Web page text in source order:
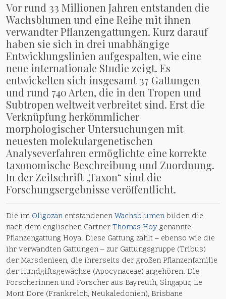
Vor rund 33 Millionen Jahren entstanden die
Wachsblumen und eine Reihe mit ihnen
verwandter Pflanzengattungen. Kurz darauf
haben sie sich in drei unabhängige
Entwicklungslinien aufgespalten, wie eine
neue internationale Studie zeigt. Es
entwickelten sich insgesamt 37 Gattungen
und rund 740 Arten, die in den Tropen und
Subtropen weltweit verbreitet sind. Erst die
Verknüpfung herkömmlicher
morphologischer Untersuchungen mit
neuesten molekulargenetischen
Analyseverfahren ermöglichte eine korrekte
taxonomische Beschreibung und Zuordnung.
In der Zeitschrift „Taxon“ sind die
Forschungsergebnisse veröffentlicht.
Die im Oligozän entstandenenWachsblumenbilden die
nach dem englischen GärtnerThomas Hoygenannte
Pflanzengattung Hoya. Diese Gattung zählt – ebenso wie die
ihr verwandten Gattungen – zur Gattungsgruppe (Tribus)
der Marsdenieen, die ihrerseits der großen Pflanzenfamilie
der Hundgiftsgewächse (Apocynaceae) angehören. Die
Forscherinnen und Forscher aus Bayreuth, Singapur, Le
Mont Dore (Frankreich, Neukaledonien), Brisbane